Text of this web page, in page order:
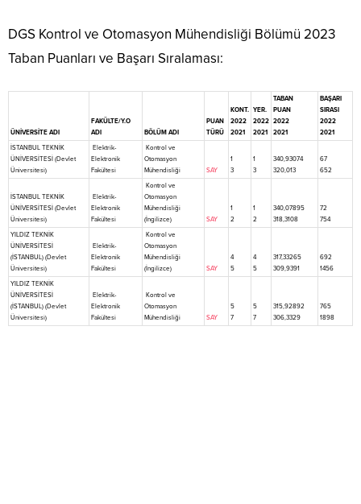
DGS Kontrol ve Otomasyon Mühendisliği Bölümü 2023
Taban Puanları ve Başarı Sıralaması:
ÜNİVERSİTE ADI
FAKÜLTE/Y.O
ADI
BÖLÜM ADI
PUAN
TÜRÜ
KONT.
2022
2021
YER.
2022
2021
TABAN
PUAN
2022
2021
BAŞARI
SIRASI
2022
2021
İSTANBUL TEKNİK
ÜNİVERSİTESİ (Devlet
Üniversitesi)
Elektrik-
Elektronik
Fakültesi
Kontrol ve
Otomasyon
Mühendisliği
SAY
1
3
1
3
340,93074
320,013
67
652
İSTANBUL TEKNİK
ÜNİVERSİTESİ (Devlet
Üniversitesi)
Elektrik-
Elektronik
Fakültesi
Kontrol ve
Otomasyon
Mühendisliği
(İngilizce)
SAY
1
2
1
2
340,07895
318,3108
72
754
YILDIZ TEKNİK
ÜNİVERSİTESİ
(İSTANBUL) (Devlet
Üniversitesi)
Elektrik-
Elektronik
Fakültesi
Kontrol ve
Otomasyon
Mühendisliği
(İngilizce)
SAY
4
5
4
5
317,33265
309,9391
692
1456
YILDIZ TEKNİK
ÜNİVERSİTESİ
(İSTANBUL) (Devlet
Üniversitesi)
Elektrik-
Elektronik
Fakültesi
Kontrol ve
Otomasyon
Mühendisliği
SAY
5
7
5
7
315,92892
306,3329
765
1898